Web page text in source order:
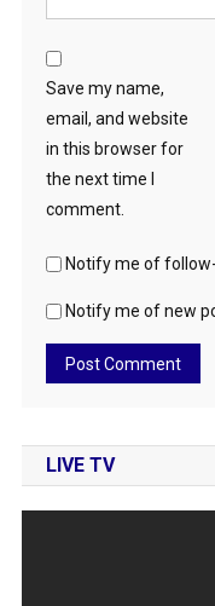
Save my name,
email, and website
in this browser for
the next time I
comment.
Notify me of
Notify me of new
LIVE TV